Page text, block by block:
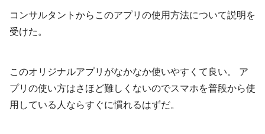
コンサルタントからこのアプリの使用方法について説明を
受けた。
このオリジナルアプリがなかなか使いやすくて良い。 ア
プリの使い方はさほど難しくないのでスマホを普段から使
用している人ならすぐに慣れるはずだ。